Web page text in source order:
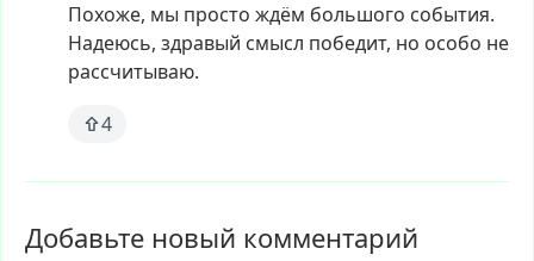
Похоже, мы просто ждём большого события.
Надеюсь, здравый смысл победит, но особо не
рассчитываю.
4
Добавьте новый комментарий